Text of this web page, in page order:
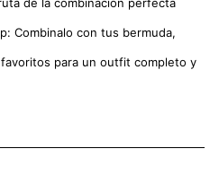
Combinalo con tus bermuda,
para un outfit completo y